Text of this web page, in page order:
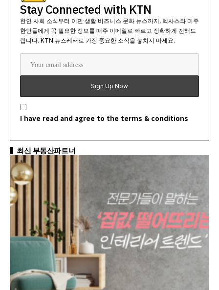
Stay Connected with KTN
한인 사회 소식부터 이민·생활·비즈니스·문화 뉴스까지, 텍사스와 미주
한인들에게 꼭 필요한 정보를 매주 이메일로 빠르고 정확하게 전해드
립니다. KTN 뉴스레터로 가장 중요한 소식을 놓치지 마세요.
I have read and agree to the terms & conditions
최신 부동산파트너